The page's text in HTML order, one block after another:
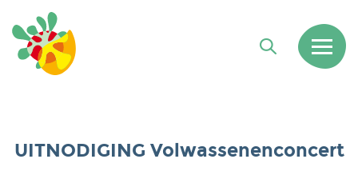
UITNODIGING Volwassenenconcert